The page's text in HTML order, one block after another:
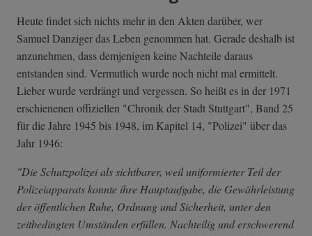
Heute findet sich nichts mehr in den Akten darüber, wer
Samuel Danziger das Leben genommen hat. Gerade deshalb ist
anzunehmen, dass demjenigen keine Nachteile daraus
entstanden sind. Vermutlich wurde noch nicht mal ermittelt.
Lieber wurde verdrängt und vergessen. So heißt es in der 1971
erschienenen offiziellen "Chronik der Stadt Stuttgart", Band 25
für die Jahre 1945 bis 1948, im Kapitel 14, "Polizei" über das
Jahr 1946:
"Die Schutzpolizei als sichtbarer, weil uniformierter Teil der
Polizeiapparats konnte ihre Hauptaufgabe, die Gewährleistung
der öffentlichen Ruhe, Ordnung und Sicherheit, unter den
zeitbedingten Umständen erfüllen. Nachteilig und erschwerend